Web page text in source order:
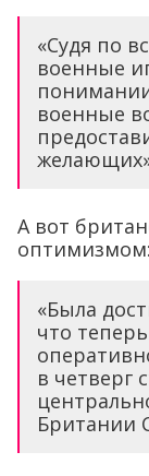
«Судя по
военные
военные
А вот
оптимизмом:
«Была
что
в четверг
Британии